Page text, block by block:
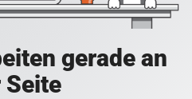
gerade an
Seite